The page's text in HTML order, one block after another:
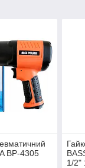
BP-4305
1/2"